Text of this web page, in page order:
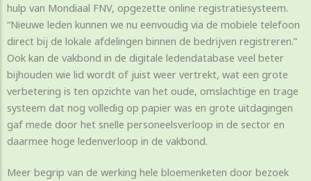
hulp van Mondiaal FNV, opgezette online registratiesysteem.
“Nieuwe leden kunnen we nu eenvoudig via de mobiele telefoon
direct bij de lokale afdelingen binnen de bedrijven registreren.”
Ook kan de vakbond in de digitale ledendatabase veel beter
bijhouden wie lid wordt of juist weer vertrekt, wat een grote
verbetering is ten opzichte van het oude, omslachtige en trage
systeem dat nog volledig op papier was en grote uitdagingen
gaf mede door het snelle personeelsverloop in de sector en
daarmee hoge ledenverloop in de vakbond.
Meer begrip van de werking hele bloemenketen door bezoek